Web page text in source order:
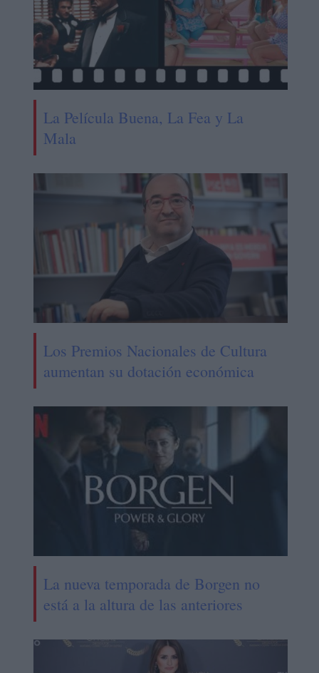
La Película Buena, La Fea y La
Mala
Los Premios Nacionales de Cultura
aumentan su dotación económica
La nueva temporada de Borgen no
está a la altura de las anteriores